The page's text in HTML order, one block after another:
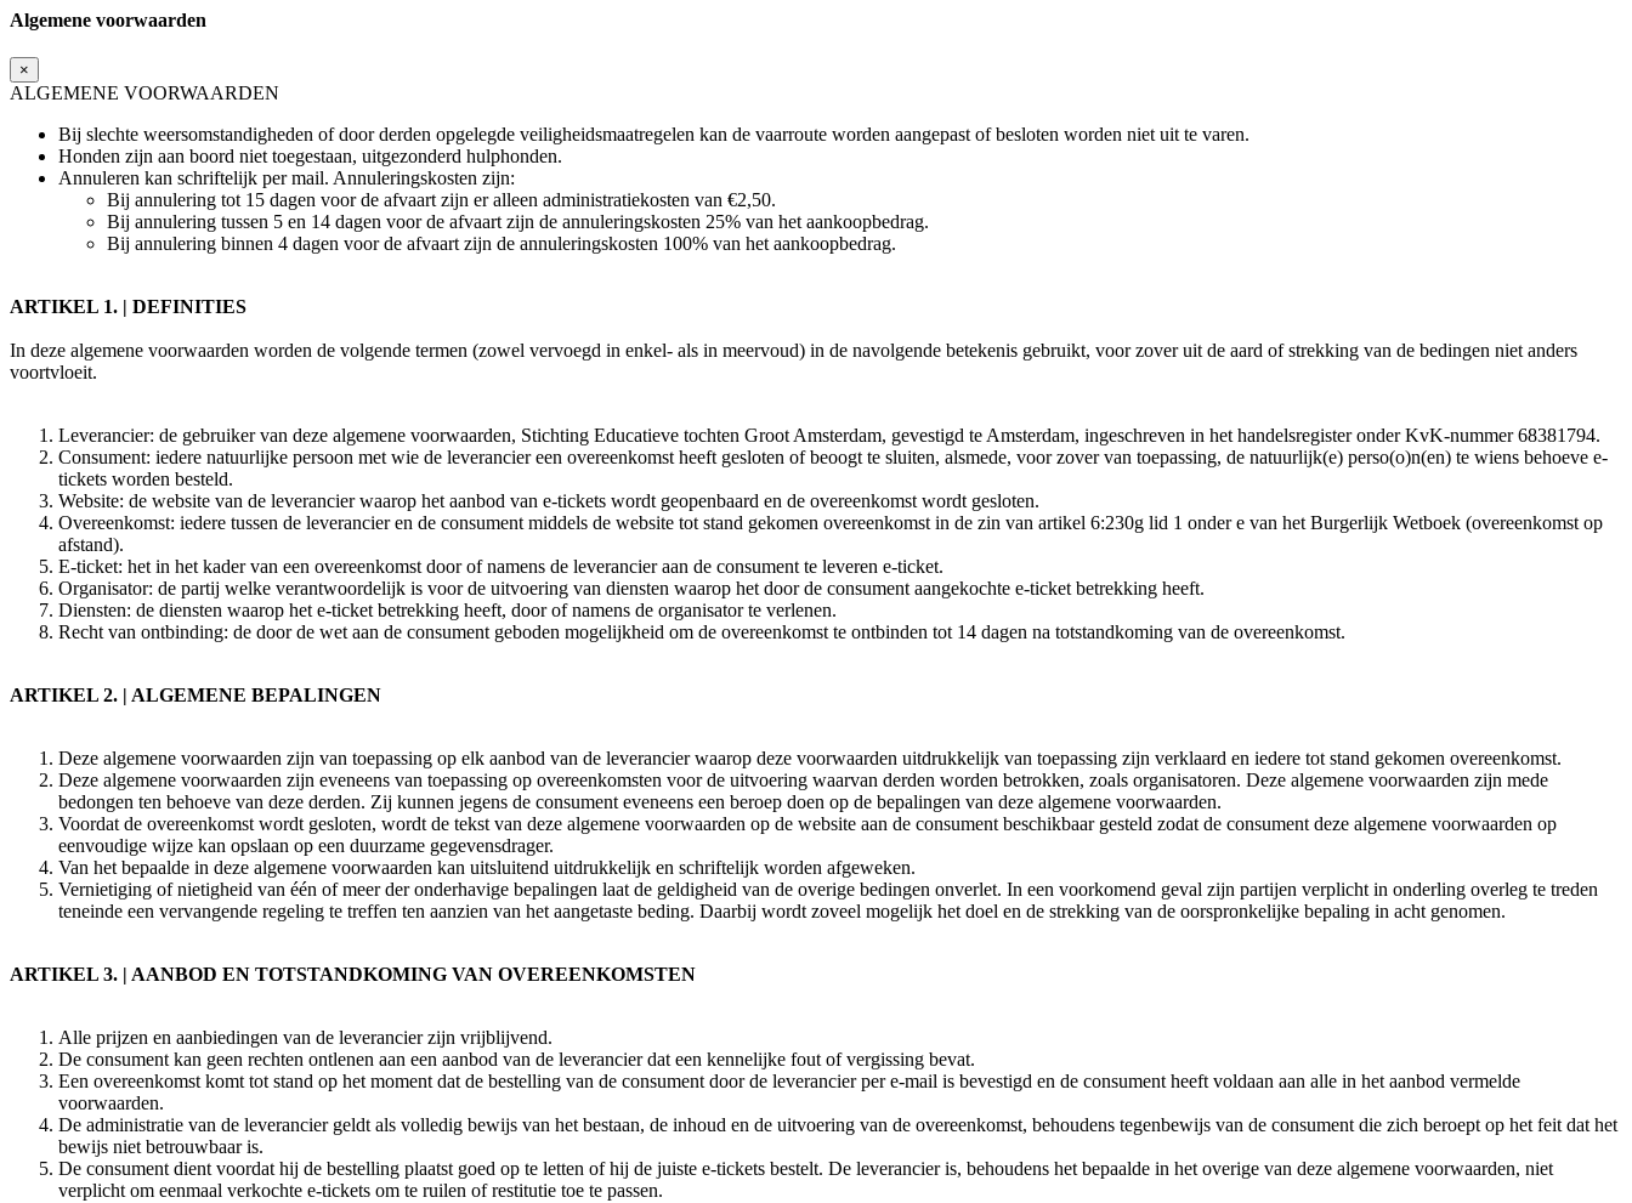
Algemene voorwaarden
×
ALGEMENE VOORWAARDEN
Bij slechte weersomstandigheden of door derden opgelegde veiligheidsmaatregelen kan de vaarroute worden aangepast of besloten worden niet uit te varen.
Honden zijn aan boord niet toegestaan, uitgezonderd hulphonden.
Annuleren kan schriftelijk per mail. Annuleringskosten zijn:
Bij annulering tot 15 dagen voor de afvaart zijn er alleen administratiekosten van €2,50.
Bij annulering tussen 5 en 14 dagen voor de afvaart zijn de annuleringskosten 25% van het aankoopbedrag.
Bij annulering binnen 4 dagen voor de afvaart zijn de annuleringskosten 100% van het aankoopbedrag.
ARTIKEL 1. | DEFINITIES
In deze algemene voorwaarden worden de volgende termen (zowel vervoegd in enkel- als in meervoud) in de navolgende betekenis gebruikt, voor zover uit de aard of strekking van de bedingen niet anders
voortvloeit.
Leverancier: de gebruiker van deze algemene voorwaarden, Stichting Educatieve tochten Groot Amsterdam, gevestigd te Amsterdam, ingeschreven in het handelsregister onder KvK-nummer 68381794.
Consument: iedere natuurlijke persoon met wie de leverancier een overeenkomst heeft gesloten of beoogt te sluiten, alsmede, voor zover van toepassing, de natuurlijk(e) perso(o)n(en) te wiens behoeve e-
tickets worden besteld.
Website: de website van de leverancier waarop het aanbod van e-tickets wordt geopenbaard en de overeenkomst wordt gesloten.
Overeenkomst: iedere tussen de leverancier en de consument middels de website tot stand gekomen overeenkomst in de zin van artikel 6:230g lid 1 onder e van het Burgerlijk Wetboek (overeenkomst op
afstand).
E-ticket: het in het kader van een overeenkomst door of namens de leverancier aan de consument te leveren e-ticket.
Organisator: de partij welke verantwoordelijk is voor de uitvoering van diensten waarop het door de consument aangekochte e-ticket betrekking heeft.
Diensten: de diensten waarop het e-ticket betrekking heeft, door of namens de organisator te verlenen.
Recht van ontbinding: de door de wet aan de consument geboden mogelijkheid om de overeenkomst te ontbinden tot 14 dagen na totstandkoming van de overeenkomst.
ARTIKEL 2. | ALGEMENE BEPALINGEN
Deze algemene voorwaarden zijn van toepassing op elk aanbod van de leverancier waarop deze voorwaarden uitdrukkelijk van toepassing zijn verklaard en iedere tot stand gekomen overeenkomst.
Deze algemene voorwaarden zijn eveneens van toepassing op overeenkomsten voor de uitvoering waarvan derden worden betrokken, zoals organisatoren. Deze algemene voorwaarden zijn mede
bedongen ten behoeve van deze derden. Zij kunnen jegens de consument eveneens een beroep doen op de bepalingen van deze algemene voorwaarden.
Voordat de overeenkomst wordt gesloten, wordt de tekst van deze algemene voorwaarden op de website aan de consument beschikbaar gesteld zodat de consument deze algemene voorwaarden op
eenvoudige wijze kan opslaan op een duurzame gegevensdrager.
Van het bepaalde in deze algemene voorwaarden kan uitsluitend uitdrukkelijk en schriftelijk worden afgeweken.
Vernietiging of nietigheid van één of meer der onderhavige bepalingen laat de geldigheid van de overige bedingen onverlet. In een voorkomend geval zijn partijen verplicht in onderling overleg te treden
teneinde een vervangende regeling te treffen ten aanzien van het aangetaste beding. Daarbij wordt zoveel mogelijk het doel en de strekking van de oorspronkelijke bepaling in acht genomen.
ARTIKEL 3. | AANBOD EN TOTSTANDKOMING VAN OVEREENKOMSTEN
Alle prijzen en aanbiedingen van de leverancier zijn vrijblijvend.
De consument kan geen rechten ontlenen aan een aanbod van de leverancier dat een kennelijke fout of vergissing bevat.
Een overeenkomst komt tot stand op het moment dat de bestelling van de consument door de leverancier per e-mail is bevestigd en de consument heeft voldaan aan alle in het aanbod vermelde
voorwaarden.
De administratie van de leverancier geldt als volledig bewijs van het bestaan, de inhoud en de uitvoering van de overeenkomst, behoudens tegenbewijs van de consument die zich beroept op het feit dat het
bewijs niet betrouwbaar is.
De consument dient voordat hij de bestelling plaatst goed op te letten of hij de juiste e-tickets bestelt. De leverancier is, behoudens het bepaalde in het overige van deze algemene voorwaarden, niet
verplicht om eenmaal verkochte e-tickets om te ruilen of restitutie toe te passen.